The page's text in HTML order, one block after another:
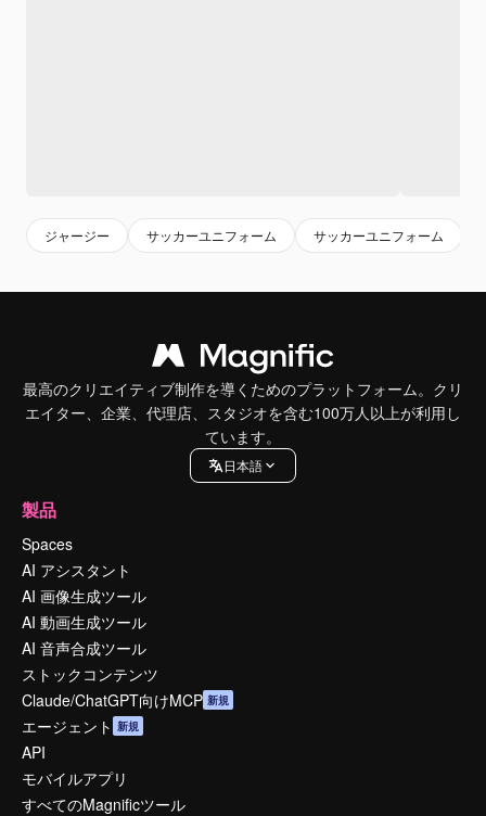
ジャージー サッカーユニフォーム サッカーユニフォーム
最高のクリエイティブ制作を導くためのプラットフォーム。クリ
エイター、企業、代理店、スタジオを含む100万人以上が利用し
ています。
日本語
製品
Spaces
AI アシスタント
AI 画像生成ツール
AI 動画生成ツール
AI 音声合成ツール
ストックコンテンツ
Claude/ChatGPT向けMCP 新規
エージェント 新規
API
モバイルアプリ
すべてのMagnificツール